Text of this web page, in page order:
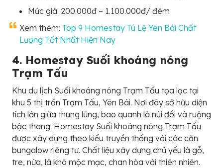
Mức giá: 200.000đ – 1.100.000đ/ đêm
Xem thêm: Top 9 Homestay Tú Lệ Yên Bái Chất
Lượng Tốt Nhất Hiện Nay
4. Homestay Suối khoáng nóng
Trạm Tấu
Khu du lịch Suối khoáng nóng Trạm Tấu tọa lạc tại
khu 5 thị trấn Trạm Tấu, Yên Bái. Nơi đây sở hữu diện
tích lớn giữa thung lũng, bao quanh là núi đồi và ruộng
bậc thang. Homestay Suối khoáng nóng Trạm Tấu
được xây dựng theo kiểu truyền thống với các căn
bungalow riêng tư. Chất liệu xây dựng chủ yếu là gỗ,
tre, nứa, lá khô mộc mạc, chan hòa với thiên nhiên.